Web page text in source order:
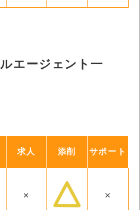
エージェント一
求人 添削 サポート
× ×